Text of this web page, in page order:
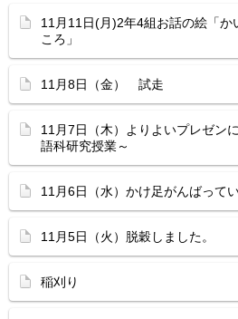
11月11日(月)2年4組お話の絵「か
ころ」
11月8日（金） 試走
11月7日（木）よりよいプレゼン
語科研究授業～
11月6日（水）かけ足がんばって
11月5日（火）脱穀しました。
稲刈り